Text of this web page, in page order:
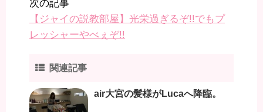
次の記事
【ジャイの説教部屋】光栄過ぎるぞ!!でもプ
レッシャーやべぇぞ!!
関連記事
air大宮の髪様がLucaへ降臨。